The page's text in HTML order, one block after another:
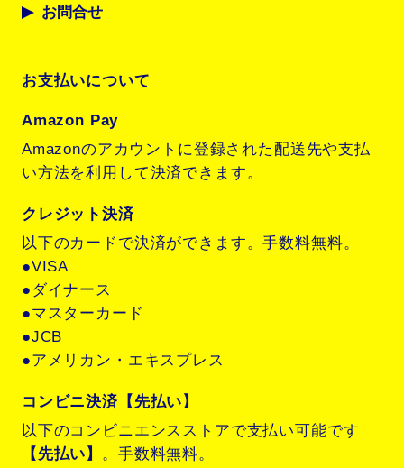
お問合せ
お支払いについて
Amazon Pay
Amazonのアカウントに登録された配送先や支払
い方法を利用して決済できます。
クレジット決済
以下のカードで決済ができます。手数料無料。
●VISA
●ダイナース
●マスターカード
●JCB
●アメリカン・エキスプレス
コンビニ決済【先払い】
以下のコンビニエンスストアで支払い可能です
【先払い】 。手数料無料。